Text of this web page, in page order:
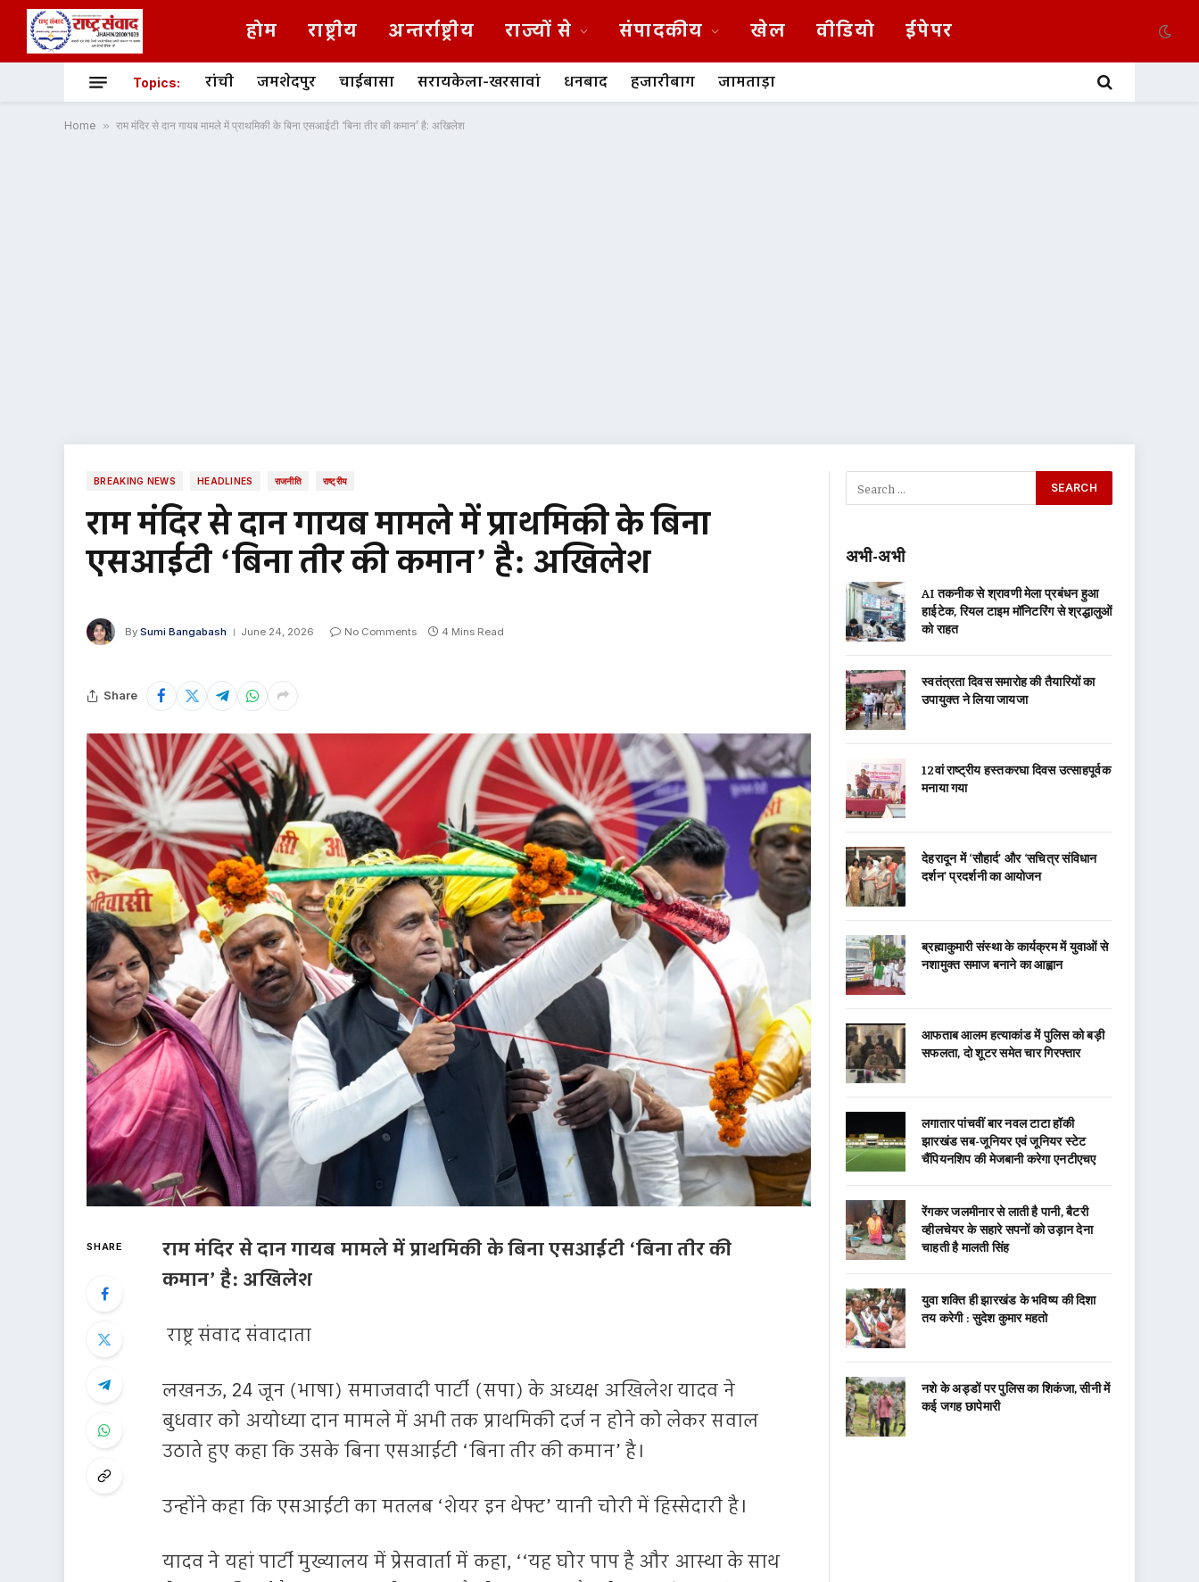
होम राष्ट्रीय अन्तर्राष्ट्रीय राज्यों से संपादकीय खेल वीडियो ईपेपर
Topics: रांची जमशेदपुर चाईबासा सरायकेला-खरसावां धनबाद हजारीबाग जामताड़ा
Home » राम मंदिर से दान गायब मामले में प्राथमिकी के बिना एसआईटी ‘बिना तीर की कमान’ है: अखिलेश
BREAKING NEWS HEADLINES राजनीति राष्ट्रीय
राम मंदिर से दान गायब मामले में प्राथमिकी के बिना
एसआईटी ‘बिना तीर की कमान’ है: अखिलेश
By Sumi Bangabash June 24, 2026 No Comments 4 Mins Read
Share
SHARE
राम मंदिर से दान गायब मामले में प्राथमिकी के बिना एसआईटी ‘बिना तीर की
कमान’ है: अखिलेश
राष्ट्र संवाद संवादाता
लखनऊ, 24 जून (भाषा) समाजवादी पार्टी (सपा) के अध्यक्ष अखिलेश यादव ने
बुधवार को अयोध्या दान मामले में अभी तक प्राथमिकी दर्ज न होने को लेकर सवाल
उठाते हुए कहा कि उसके बिना एसआईटी ‘बिना तीर की कमान’ है।
उन्होंने कहा कि एसआईटी का मतलब ‘शेयर इन थेफ्ट’ यानी चोरी में हिस्सेदारी है।
यादव ने यहां पार्टी मुख्यालय में प्रेसवार्ता में कहा, ‘‘यह घोर पाप है और आस्था के साथ
अभी-अभी
AI तकनीक से श्रावणी मेला प्रबंधन हुआ
हाईटेक, रियल टाइम मॉनिटरिंग से श्रद्धालुओं
को राहत
स्वतंत्रता दिवस समारोह की तैयारियों का
उपायुक्त ने लिया जायजा
12वां राष्ट्रीय हस्तकरघा दिवस उत्साहपूर्वक
मनाया गया
देहरादून में ‘सौहार्द’ और ‘सचित्र संविधान
दर्शन’ प्रदर्शनी का आयोजन
ब्रह्माकुमारी संस्था के कार्यक्रम में युवाओं से
नशामुक्त समाज बनाने का आह्वान
आफताब आलम हत्याकांड में पुलिस को बड़ी
सफलता, दो शूटर समेत चार गिरफ्तार
लगातार पांचवीं बार नवल टाटा हॉकी
झारखंड सब-जूनियर एवं जूनियर स्टेट
चैंपियनशिप की मेजबानी करेगा एनटीएचए
रेंगकर जलमीनार से लाती है पानी, बैटरी
व्हीलचेयर के सहारे सपनों को उड़ान देना
चाहती है मालती सिंह
युवा शक्ति ही झारखंड के भविष्य की दिशा
तय करेगी : सुदेश कुमार महतो
नशे के अड्डों पर पुलिस का शिकंजा, सीनी में
कई जगह छापेमारी